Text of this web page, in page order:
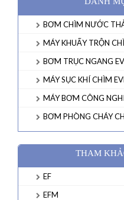
BƠM CHÌM NƯỚC
MÁY KHUẤY TRỘN
BƠM TRỤC NGANG
MÁY SỤC KHÍ CHÌM
MÁY BƠM CÔNG
BƠM PHÒNG CHÁY
THAM
EF
EFM